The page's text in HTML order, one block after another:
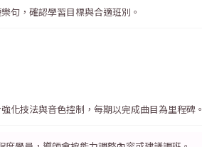
句，確認學習目標與合適班別。
化技法與音色控制，每期以完成曲目為里程碑。